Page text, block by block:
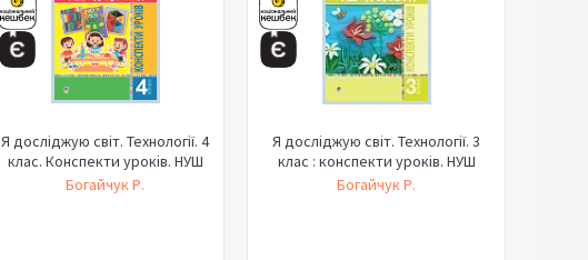
Я досліджую світ. Технології. 4
клас. Конспекти уроків. НУШ
Богайчук Р.
Я досліджую світ. Технології. 3
клас : конспекти уроків. НУШ
Богайчук Р.